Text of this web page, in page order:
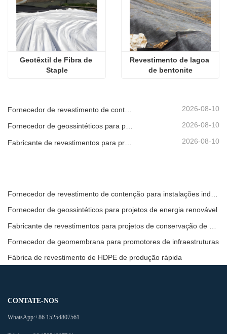
Geotêxtil de Fibra de
Staple
Revestimento de lagoa
de bentonite
2026-08-10
Fornecedor de geossintéticos para projetos de energia renovável 2026-08-10
2026-08-10
Fornecedor de geossintéticos para projetos de energia renovável
Fornecedor de geomembrana para promotores de infraestruturas
Fábrica de revestimento de HDPE de produção rápida
CONTATE-NOS
WhatsApp:+86 15254807561